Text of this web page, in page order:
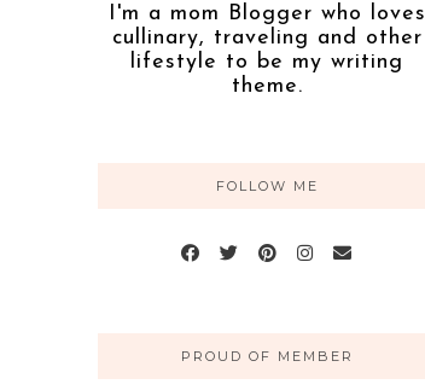
I'm a mom Blogger who loves
cullinary, traveling and other
lifestyle to be my writing
theme.
FOLLOW ME
PROUD OF MEMBER